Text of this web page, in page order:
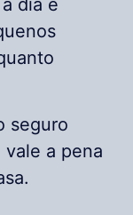
dia e
seguro
a pena